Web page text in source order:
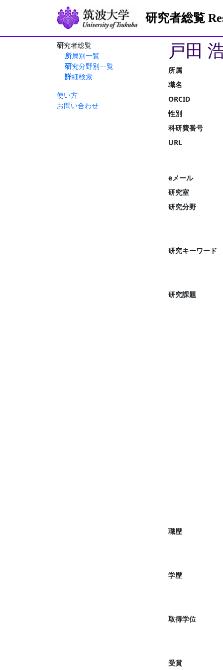
研究者総覧
研究者総覧
所属別一覧
研究分野別一覧
詳細検索
使い方
お問い合わせ
戸田
所属
職名
ORCID
性別
科研費番号
URL
eメール
研究室
研究分野
研究キーワード
研究課題
職歴
学歴
取得学位
受賞